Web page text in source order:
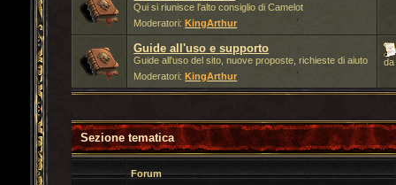
Qui si riunisce l'alto consiglio di Camelot
Moderatori:KingArthur
Guide all'uso e supporto
Guide all'uso del sito, nuove proposte, richieste di aiuto
Moderatori:KingArthur
Sezione tematica
Forum